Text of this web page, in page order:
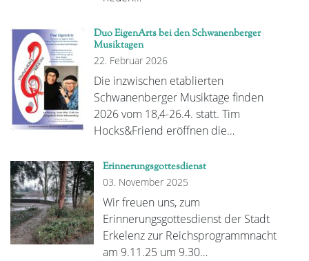
Duo EigenArts bei den Schwanenberger
Musiktagen
22. Februar 2026
Die inzwischen etablierten
Schwanenberger Musiktage finden
2026 vom 18,4-26.4. statt. Tim
Hocks&Friend eröffnen die…
Erinnerungsgottesdienst
03. November 2025
Wir freuen uns, zum
Erinnerungsgottesdienst der Stadt
Erkelenz zur Reichsprogrammnacht
am 9.11.25 um 9.30…